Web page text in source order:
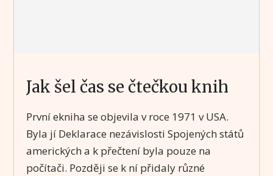
Jak šel čas se čtečkou knih
První ekniha se objevila v roce 1971 v USA.
Byla jí Deklarace nezávislosti Spojených států
amerických a k přečtení byla pouze na
počítači. Později se k ní přidaly různé